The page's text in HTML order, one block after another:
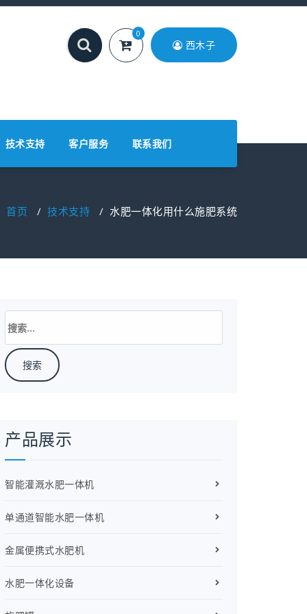
0
西木子
技术支持 客户服务 联系我们
首页 / 技术支持 / 水肥一体化用什么施肥系统
索：
产品展示
智能灌溉水肥一体机
单通道智能水肥一体机
金属便携式水肥机
水肥一体化设备